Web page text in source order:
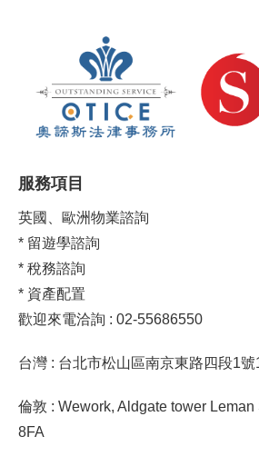
服務項目
英國、歐洲物業諮詢
* 留遊學諮詢
* 稅務諮詢
* 資產配置
歡迎來電洽詢 : 02-55686550
台灣 : 台北市松山區南京東路四段1號
倫敦 : Wework, Aldgate tower
8FA